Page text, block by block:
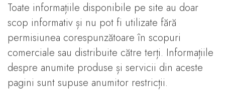
Toate informațiile disponibile pe site au doar
scop informativ și nu pot fi utilizate fără
permisiunea corespunzătoare în scopuri
comerciale sau distribuite către terți. Informațiile
despre anumite produse și servicii din aceste
pagini sunt supuse anumitor restricții.